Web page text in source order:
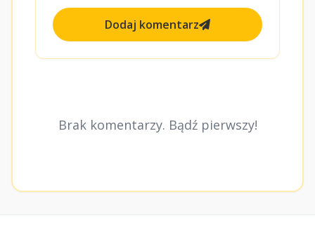
Dodaj komentarz
Brak komentarzy. Bądź pierwszy!